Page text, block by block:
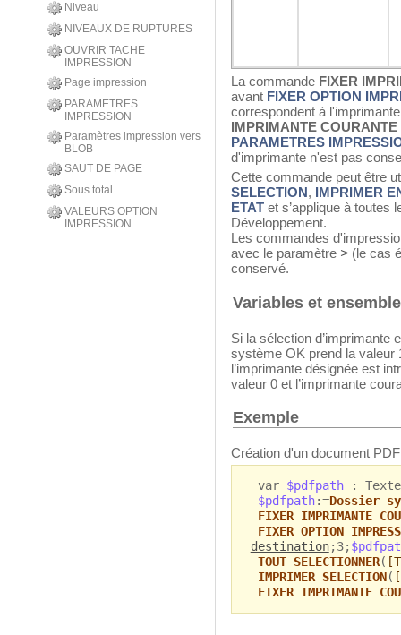
Niveau
NIVEAUX DE RUPTURES
OUVRIR TACHE
IMPRESSION
Page impression
PARAMETRES
IMPRESSION
Paramètres impression vers
BLOB
SAUT DE PAGE
Sous total
VALEURS OPTION
IMPRESSION
La commande FIXER
avant FIXER OPTION
correspondent à
IMPRIMANTE COURANTE
PARAMETRES
d'imprimante n'est pas
Cette commande peut être
SELECTION ,
IMPRIMER
ETAT et s’applique à toutes
Développement.
Les commandes
avec le paramètre > (le cas
conservé.
Variables et
Si la sélection d’imprimante
système OK prend la valeur
l’imprimante désignée est
valeur 0 et l’imprimante
Exemple
Création d'un document
var$pdfpath
: Texte
$pdfpath:=Dossier
FIXER IMPRIMANTE
FIXER OPTION
destination;3;
TOUT SELECTIONNER(
IMPRIMER SELECTION(
FIXER IMPRIMANTE